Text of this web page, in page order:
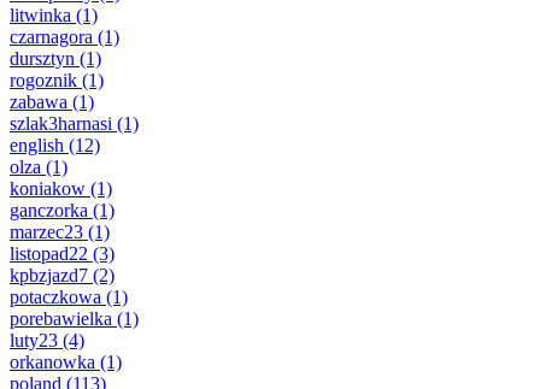
litwinka (1)
czarnagora (1)
dursztyn (1)
rogoznik (1)
zabawa (1)
szlak3harnasi (1)
english (12)
olza (1)
koniakow (1)
ganczorka (1)
marzec23 (1)
listopad22 (3)
kpbzjazd7 (2)
potaczkowa (1)
porebawielka (1)
luty23 (4)
orkanowka (1)
poland (113)